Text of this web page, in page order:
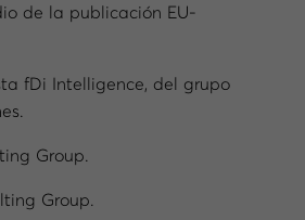
de la publicación EU-
fDi Intelligence, del grupo
Group.
Group.